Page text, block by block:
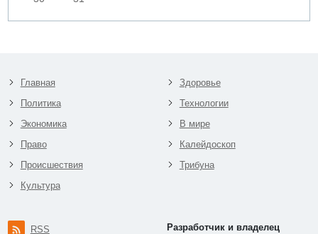
Главная
Политика
Экономика
Право
Происшествия
Культура
Здоровье
Технологии
В мире
Калейдоскоп
Трибуна
RSS Разработчик и владелец